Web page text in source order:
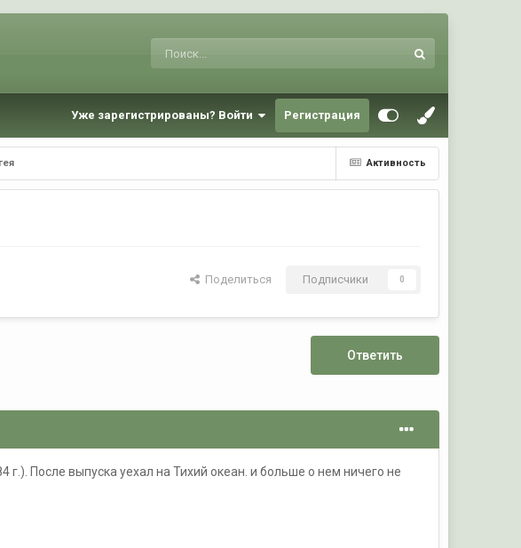
Уже зарегистрированы? Войти Регистрация
Активность
Поделиться Подписчики 0
Ответить
После выпуска уехал на Тихий океан. и больше о нем ничего не